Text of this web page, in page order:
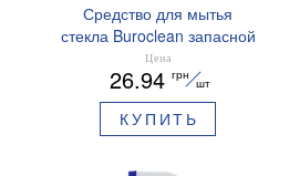
Средство для мытья
стекла Buroclean запасной
500мл морская свежесть
10700603
Цена
26.94 грн
шт
КУПИТЬ